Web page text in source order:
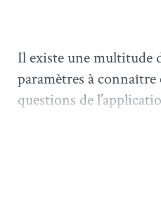
Il existe une multitude
paramètres à connaître
questions de